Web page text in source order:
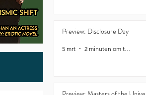
Preview: Disclosure Day
5 mrt